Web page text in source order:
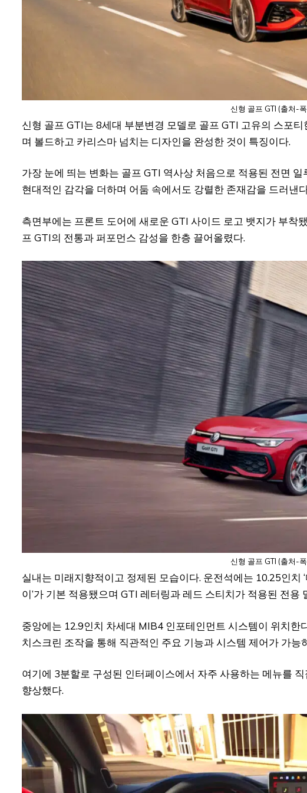
신형 골프 GTI (출처-
신형 골프 GTI는 8세대 부분변경 모델로 골프 GTI 고유의 스포
며 볼드하고 카리스마 넘치는 디자인을 완성한 것이 특징이다.
가장 눈에 띄는 변화는 골프 GTI 역사상 처음으로 적용된 전면
현대적인 감각을 더하며 어둠 속에서도 강렬한 존재감을 드러낸
측면부에는 프론트 도어에 새로운 GTI 사이드 로고 뱃지가 부착
프 GTI의 전통과 퍼포먼스 감성을 한층 끌어올렸다.
신형 골프 GTI (출처-
실내는 미래지향적이고 정제된 모습이다. 운전석에는 10.25인치
이’가 기본 적용됐으며 GTI 레터링과 레드 스티치가 적용된 전
중앙에는 12.9인치 차세대 MIB4 인포테인먼트 시스템이 위치한
치스크린 조작을 통해 직관적인 주요 기능과 시스템 제어가 가능
여기에 3분할로 구성된 인터페이스에서 자주 사용하는 메뉴를
향상했다.